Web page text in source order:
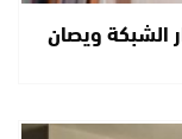
الشبكة ويصان